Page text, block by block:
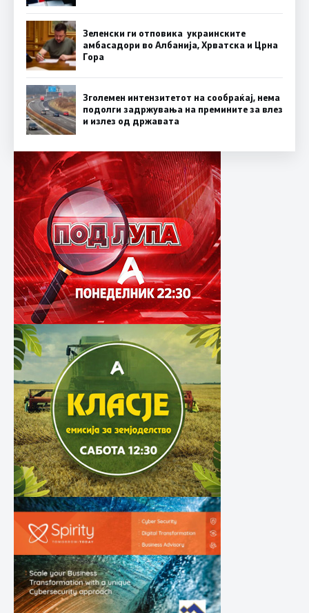
Зеленски ги отповика украинските
амбасадори во Албанија, Хрватска и Црна
Гора
Зголемен интензитетот на сообраќај, нема
подолги задржувања на премините за влез
и излез од државата